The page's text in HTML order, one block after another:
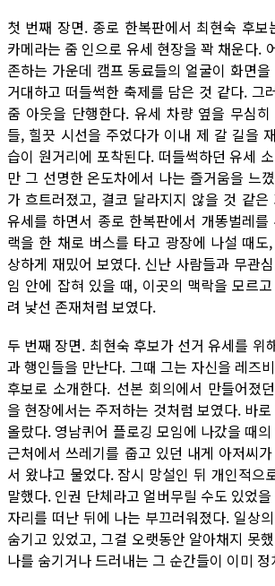
첫 번째 장면. 종로 한복판에서 최현숙 후
카메라는 줌 인으로 유세 현장을 꽉 채운다.
존하는 가운데 캠프 동료들의 얼굴이 화면
거대하고 떠들썩한 축제를 담은 것 같다. 그
줌 아웃을 단행한다. 유세 차량 옆을 무심
들, 힐끗 시선을 주었다가 이내 제 갈 길을
습이 원거리에 포착된다. 떠들썩하던 유세
만 그 선명한 온도차에서 나는 즐거움을 느
가 흐트러졌고, 결코 달라지지 않을 것 같은
유세를 하면서 종로 한복판에서 개똥벌레
랙을 한 채로 버스를 타고 광장에 나설 때도
상하게 재밌어 보였다. 신난 사람들과 무관
임 안에 잡혀 있을 때, 이곳의 맥락을 모르
려 낯선 존재처럼 보였다.
두 번째 장면. 최현숙 후보가 선거 유세를 위
과 행인들을 만난다. 그때 그는 자신을 레즈
후보로 소개한다. 선본 회의에서 만들어졌
을 현장에서는 주저하는 것처럼 보였다. 바
올랐다. 영남퀴어 플로깅 모임에 나갔을 때
근처에서 쓰레기를 줍고 있던 내게 아저씨
서 왔냐고 물었다. 잠시 망설인 뒤 개인적으
말했다. 인권 단체라고 얼버무릴 수도 있었
자리를 떠난 뒤에 나는 부끄러워졌다. 일상
숨기고 있었고, 그걸 오랫동안 알아채지 못
나를 숨기거나 드러내는 그 순간들이 이미